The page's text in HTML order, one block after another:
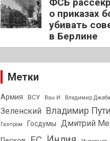
о приказах
убивать
в Берлине
Метки
Армия ВСУ Ван И Владимир
Зеленский
Владимир
Газпром Госдумы Дмитрий